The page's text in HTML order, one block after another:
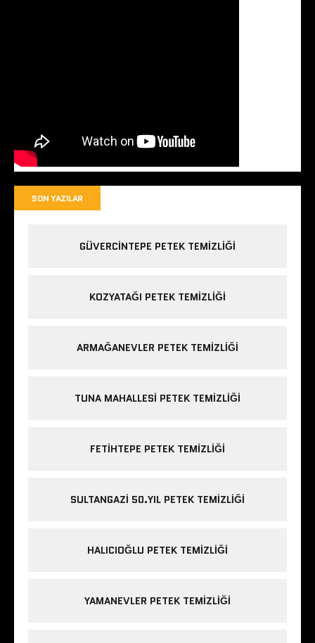
SON YAZILAR
GÜVERCINTEPE PETEK TEMIZLIĞI
KOZYATAĞI PETEK TEMIZLIĞI
ARMAĞANEVLER PETEK TEMIZLIĞI
TUNA MAHALLESI PETEK TEMIZLIĞI
FETIHTEPE PETEK TEMIZLIĞI
SULTANGAZI 50.YIL PETEK TEMIZLIĞI
HALICIOĞLU PETEK TEMIZLIĞI
YAMANEVLER PETEK TEMIZLIĞI